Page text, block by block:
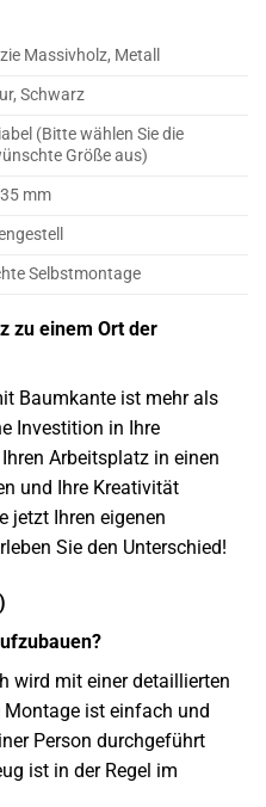
Massivholz, Metall
Schwarz
(Bitte wählen Sie die
Größe aus)
mm
Selbstmontage
zu einem Ort der
Baumkante ist mehr als
Investition in Ihre
Arbeitsplatz in einen
und Ihre Kreativität
jetzt Ihren eigenen
Sie den Unterschied!
wird mit einer detaillierten
ist einfach und
Person durchgeführt
ist in der Regel im